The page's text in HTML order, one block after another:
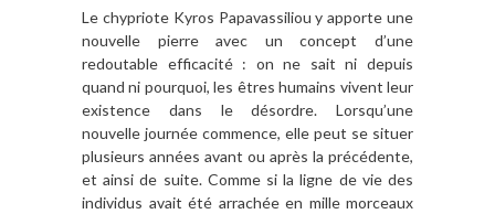
Le chypriote Kyros Papavassiliou y apporte une
nouvelle pierre avec un concept d’une
redoutable efficacité : on ne sait ni depuis
quand ni pourquoi, les êtres humains vivent leur
existence dans le désordre. Lorsqu’une
nouvelle journée commence, elle peut se situer
plusieurs années avant ou après la précédente,
et ainsi de suite. Comme si la ligne de vie des
individus avait été arrachée en mille morceaux